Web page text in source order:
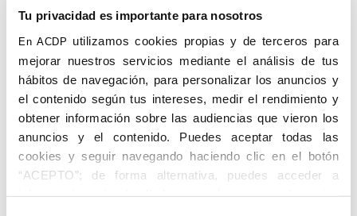
Tu privacidad es importante para nosotros
En ACDP utilizamos cookies propias y de terceros para
mejorar nuestros servicios mediante el análisis de tus
hábitos de navegación, para personalizar los anuncios y
el contenido según tus intereses, medir el rendimiento y
obtener información sobre las audiencias que vieron los
anuncios y el contenido. Puedes aceptar todas las
cookies y seguir navegando haciendo clic en el botón
“ACEPTO”; de forma alternativa, puedes acceder a
información más detallada y cambiar tus preferencias
López
Santamaría,
Francisco
Autor
Centro de
adscripción
Fecha de
nacimiento
27/07/1919
Lugar de
Fecha de
defunción
Lugar de
defunción